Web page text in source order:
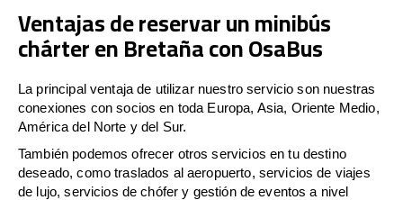
Ventajas de reservar un minibús
chárter en Bretaña con OsaBus
La principal ventaja de utilizar nuestro servicio son nuestras
conexiones con socios en toda Europa, Asia, Oriente Medio,
América del Norte y del Sur.
También podemos ofrecer otros servicios en tu destino
deseado, como traslados al aeropuerto, servicios de viajes
de lujo, servicios de chófer y gestión de eventos a nivel